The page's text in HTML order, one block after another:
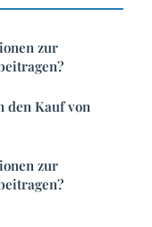
zur
den Kauf von
zur